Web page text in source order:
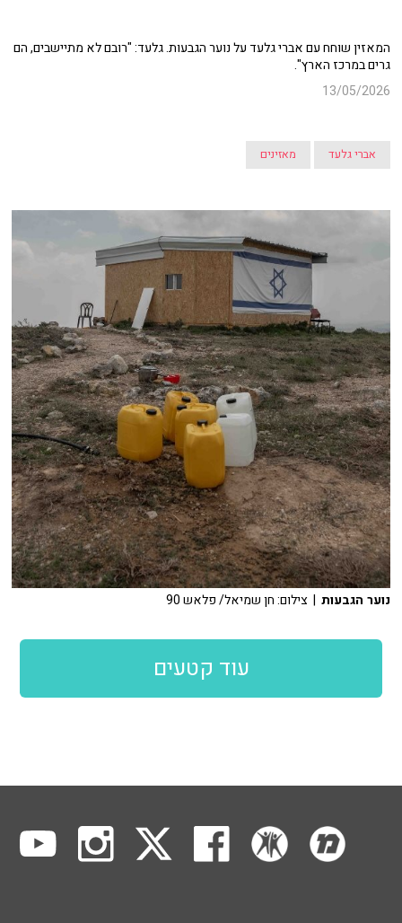
המאזין שוחח עם אברי גלעד על נוער הגבעות. גלעד: "רובם לא מתיישבים, הם
גרים במרכז הארץ".
13/05/2026
אברי גלעד מאזינים
נוער הגבעות | צילום: חן שמיאל/ פלאש 90
עוד קטעים